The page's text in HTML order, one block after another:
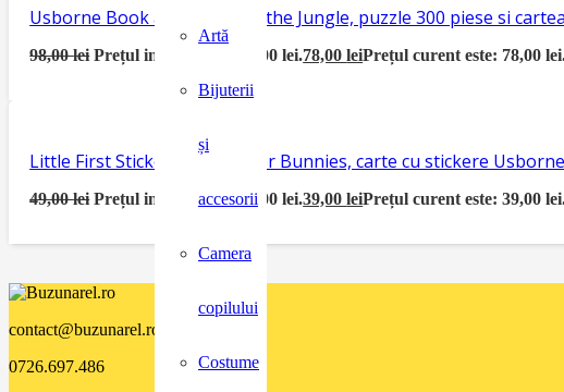
Artă
Bijuterii
și
accesorii
Camera
copilului
Costume
Usborne Book and Jigsaw In the Jungle, puzzle 300 piese si
98,00lei Prețul inițial a fost: 98,00 lei.78,00leiPrețul curent este: 78,00
Little First Sticker Book Easter Bunnies, carte cu stickere Usborne
49,00lei Prețul inițial a fost: 49,00 lei.39,00leiPrețul curent este: 39,00
contact@buzunarel.ro
0726.697.486